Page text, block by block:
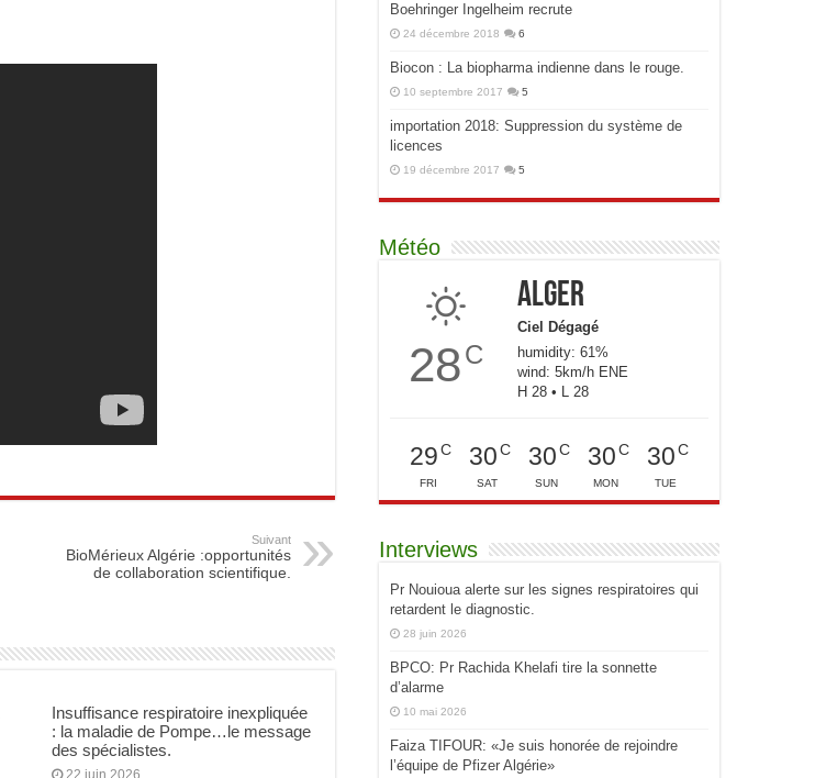
Suivant
BioMérieux Algérie :opportunités
de collaboration scientifique.
Insuffisance respiratoire inexpliquée
: la maladie de Pompe…le message
des spécialistes.
22 juin 2026
Boehringer Ingelheim recrute
24 décembre 2018 6
Biocon : La biopharma indienne dans le rouge.
10 septembre 2017 5
importation 2018: Suppression du système de
licences
19 décembre 2017 5
Météo
28C
Alger
Ciel Dégagé
humidity: 61%
wind: 5km/h ENE
H 28 • L 28
29C
FRI
30C
SAT
30C
SUN
30C
MON
30C
TUE
Interviews
Pr Nouioua alerte sur les signes respiratoires qui
retardent le diagnostic.
28 juin 2026
BPCO: Pr Rachida Khelafi tire la sonnette
d’alarme
10 mai 2026
Faiza TIFOUR: «Je suis honorée de rejoindre
l’équipe de Pfizer Algérie»